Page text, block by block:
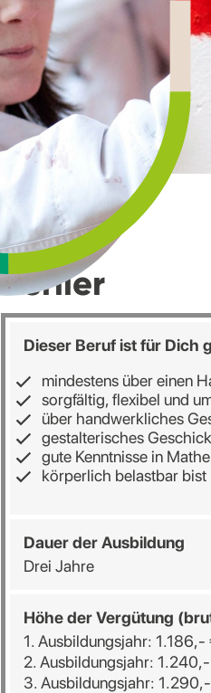
Veriler
Dieser Beruf ist für Dich
mindestens über einen
sorgfältig, flexibel und
über handwerkliches
gestalterisches
gute Kenntnisse in
körperlich belastbar bist
Dauer der Ausbildung
Drei Jahre
Höhe der Vergütung
1. Ausbildungsjahr: 1.186,-
2. Ausbildungsjahr:
3. Ausbildungsjahr: